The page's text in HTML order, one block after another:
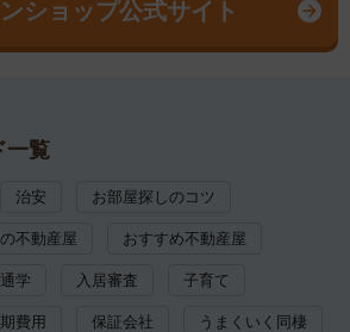
ショップ公式サイト
一覧
治安 お部屋探しのコツ
不動産屋 おすすめ不動産屋
学 入居審査 子育て
費用 保証会社 うまくいく同棲